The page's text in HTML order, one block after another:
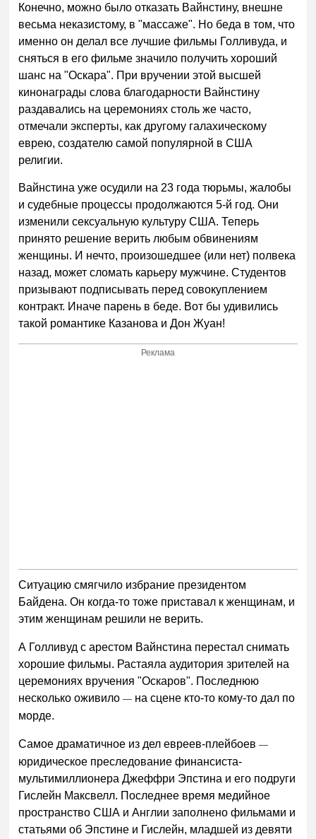
Конечно, можно было отказать Вайнстину, внешне
весьма неказистому, в "массаже". Но беда в том, что
именно он делал все лучшие фильмы Голливуда, и
сняться в его фильме значило получить хороший
шанс на "Оскара". При вручении этой высшей
кинонаграды слова благодарности Вайнстину
раздавались на церемониях столь же часто,
отмечали эксперты, как другому галахическому
еврею, создателю самой популярной в США
религии.
Вайнстина уже осудили на 23 года тюрьмы, жалобы
и судебные процессы продолжаются 5-й год. Они
изменили сексуальную культуру США. Теперь
принято решение верить любым обвинениям
женщины. И нечто, произошедшее (или нет) полвека
назад, может сломать карьеру мужчине. Студентов
призывают подписывать перед совокуплением
контракт. Иначе парень в беде. Вот бы удивились
такой романтике Казанова и Дон Жуан!
Реклама
Ситуацию смягчило избрание президентом
Байдена. Он когда-то тоже приставал к женщинам, и
этим женщинам решили не верить.
А Голливуд с арестом Вайнстина перестал снимать
хорошие фильмы. Растаяла аудитория зрителей на
церемониях вручения "Оскаров". Последнюю
несколько оживило— на сцене кто-то кому-то дал по
морде.
Самое драматичное из дел евреев-плейбоев—
юридическое преследование финансиста-
мультимиллионера Джеффри Эпстина и его подруги
Гислейн Максвелл. Последнее время медийное
пространство США и Англии заполнено фильмами и
статьями об Эпстине и Гислейн, младшей из девяти